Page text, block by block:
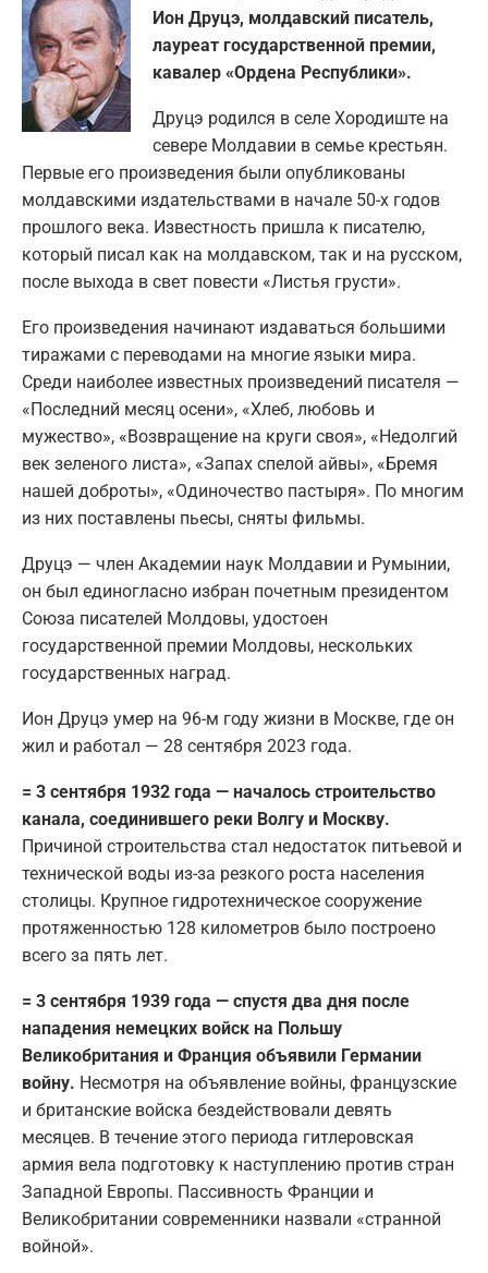
Ион Друцэ, молдавский писатель,
лауреат государственной премии,
кавалер «Ордена Республики».
Друцэ родился в селе Хородиште на
севере Молдавии в семье крестьян.
Первые его произведения были опубликованы
молдавскими издательствами в начале 50-х годов
прошлого века. Известность пришла к писателю,
который писал как на молдавском, так и на русском,
после выхода в свет повести «Листья грусти».
Его произведения начинают издаваться большими
тиражами с переводами на многие языки мира.
Среди наиболее известных произведений писателя —
«Последний месяц осени», «Хлеб, любовь и
мужество», «Возвращение на круги своя», «Недолгий
век зеленого листа», «Запах спелой айвы», «Бремя
нашей доброты», «Одиночество пастыря». По многим
из них поставлены пьесы, сняты фильмы.
Друцэ — член Академии наук Молдавии и Румынии,
он был единогласно избран почетным президентом
Союза писателей Молдовы, удостоен
государственной премии Молдовы, нескольких
государственных наград.
Ион Друцэ умер на 96-м году жизни в Москве, где он
жил и работал — 28 сентября 2023 года.
= 3 сентября 1932 года — началось строительство
канала, соединившего реки Волгу и Москву.
Причиной строительства стал недостаток питьевой и
технической воды из-за резкого роста населения
столицы. Крупное гидротехническое сооружение
протяженностью 128 километров было построено
всего за пять лет.
= 3 сентября 1939 года — спустя два дня после
нападения немецких войск на Польшу
Великобритания и Франция объявили Германии
войну. Несмотря на объявление войны, французские
и британские войска бездействовали девять
месяцев. В течение этого периода гитлеровская
армия вела подготовку к наступлению против стран
Западной Европы. Пассивность Франции и
Великобритании современники назвали «странной
войной».